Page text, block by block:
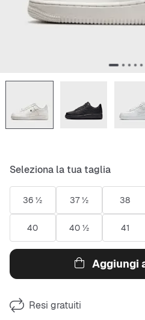
Seleziona la tua taglia
36 ½ 37 ½ 38
40 40 ½ 41
Aggiungi
Resi gratuiti